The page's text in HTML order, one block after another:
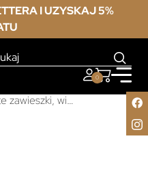
I UZYSKAJ 5%
0
Złote zawieszki, wisiorki